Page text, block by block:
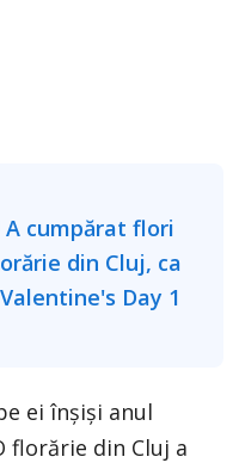
ei înșiși anul
florărie din Cluj a